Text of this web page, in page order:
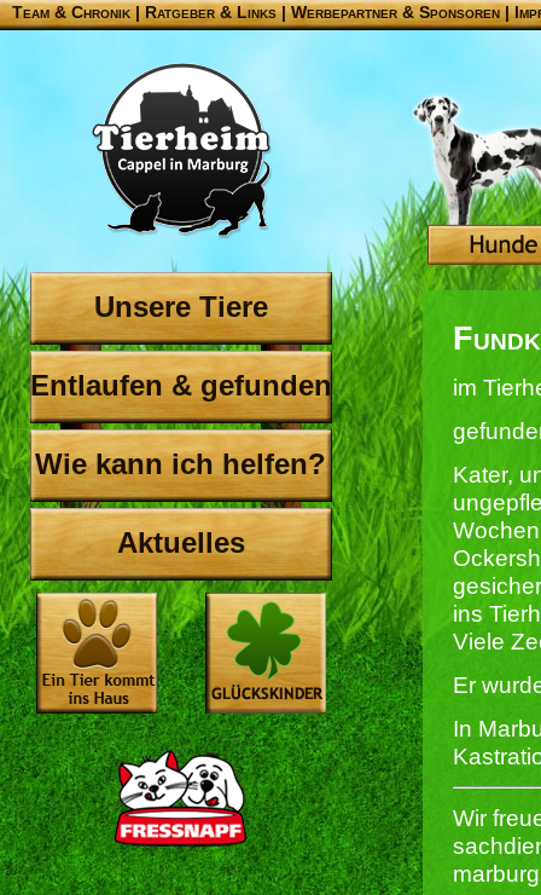
Team & Chronik |Ratgeber & Links|Werbepartner & Sponsoren|
Unsere Tiere
Entlaufen & gefunden
Wie kann ich helfen?
Aktuelles
im
Kater,
ins
Viele
Er
In
Wir